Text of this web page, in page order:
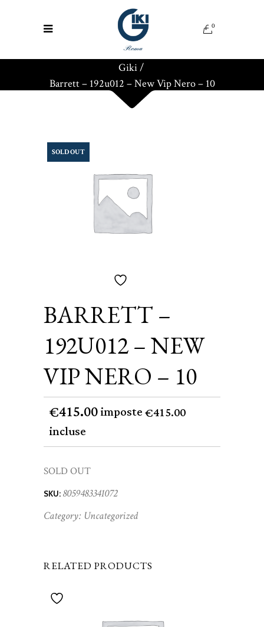
0
Giki/
Barrett – 192u012 – New Vip Nero – 10
SOLD OUT
BARRETT –
192U012 – NEW
VIP NERO – 10
€415.00imposte€415.00
incluse
SOLD OUT
SKU: 8059483341072
Category: Uncategorized
RELATED PRODUCTS